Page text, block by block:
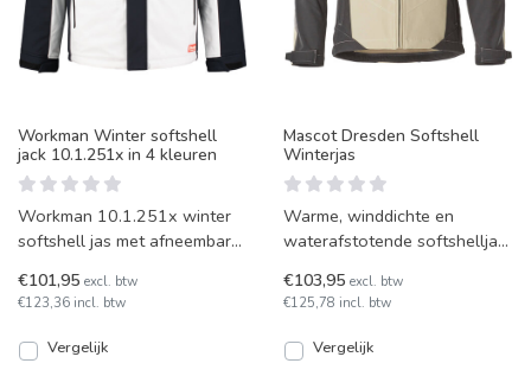
Workman Winter softshell
jack 10.1.251x in 4 kleuren
Workman 10.1.251x winter
softshell jas met afneembare
gevoerd. Afluitbare bor
€101,95 excl. btw
€123,36 incl. btw
Vergelijk
Mascot Dresden Softshell
Winterjas
Warme, winddichte en
waterafstotende softshelljas
erg prettig bij buitenw
€103,95 excl. btw
€125,78 incl. btw
Vergelijk